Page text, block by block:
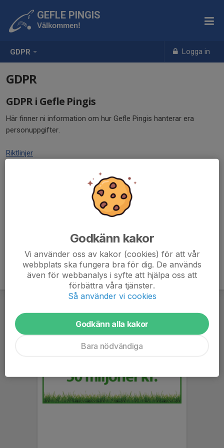
GDPR Logga in
GEFLE PINGIS
Välkommen!
GDPR
GDPR i Gefle Pingis
Här finner ni information om hur Gefle Pingis hanterar era
personuppgifter.
Riktlinjer
Godkänn kakor
Vi använder oss av kakor (cookies) för att vår
webbplats ska fungera bra för dig. De används
även för webbanalys i syfte att hjälpa oss att
förbättra våra tjänster.
Så använder vi cookies
Godkänn alla kakor
Bara nödvändiga